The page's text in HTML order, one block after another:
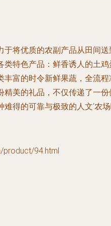
将优质的农副产品从田间
特色产品：鲜香诱人的土
富的时令新鲜果蔬，全流
美的礼品，不仅传递了一
得的可靠与极致的人文‘农场
product/94.html